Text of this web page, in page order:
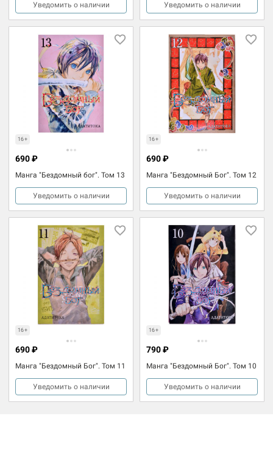
Уведомить о наличии Уведомить о наличии
16+
Манга "Бездомный бог". Том 13
690 ₽
Уведомить о наличии
16+
Манга "Бездомный Бог". Том 12
690 ₽
Уведомить о наличии
16+
Манга "Бездомный Бог". Том 11
690 ₽
Уведомить о наличии
16+
Манга "Бездомный Бог". Том 10
790 ₽
Уведомить о наличии